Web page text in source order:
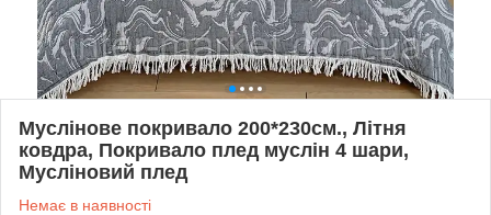
Муслінове покривало 200*230см., Літня
ковдра, Покривало плед муслін 4 шари,
Мусліновий плед
Немає в наявності